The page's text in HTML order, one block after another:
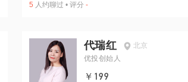
5 人约聊过 • 评分 -
代瑞红
北京
优投创始人
￥199